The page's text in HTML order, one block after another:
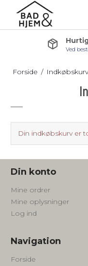
Ved
Forside / Indkøbskurv
Din indkøbskurv er
Din konto
Mine ordrer
Mine oplysninger
Log ind
Navigation
Forside